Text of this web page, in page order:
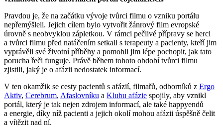
Pravdou je, že na začátku vývoje tvůrci filmu o vzniku portálu
nepřemýšleli. Jejich cílem bylo vytvořit žánrový film evropské
úrovně s neobvyklou zápletkou. V rámci pečlivé přípravy se herci
a tvůrci filmu před natáčením setkali s terapeuty a pacienty, kteří jim
vyprávěli své životní příběhy a pomohli jim lépe pochopit, jak tato
porucha řeči funguje. Právě během tohoto období tvůrci filmu
zjistili, jaký je o afázii nedostatek informací.
V ten okamžik se cesty pacientů s afázií, filmařů, odborníků z Ergo
Aktiv, Cerebrum, Afaslovníku a Klubu afázie spojily, aby vznikl
portál, který je tak nejen zdrojem informací, ale také happyendů
a energie, díky níž pacienti a jejich okolí mohou afázii úspěšně čelit
a vítězit nad ní.